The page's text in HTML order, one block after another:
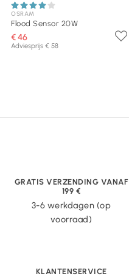
OSRAM
Flood Sensor 20W
€ 46
Adviesprijs € 58
GRATIS VERZENDING VANAF
199 €
3-6 werkdagen (op
voorraad)
KLANTENSERVICE